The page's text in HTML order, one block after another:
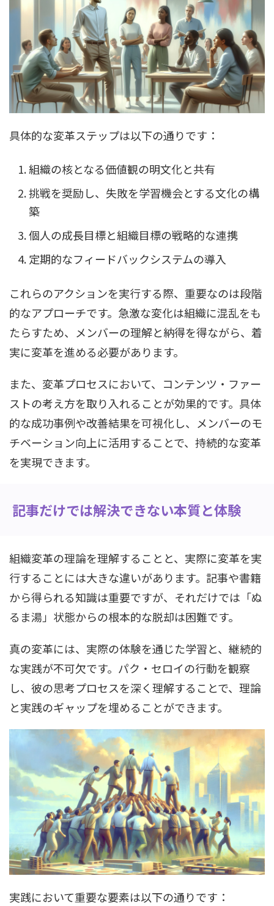
具体的な変革ステップは以下の通りです：
組織の核となる価値観の明文化と共有
挑戦を奨励し、失敗を学習機会とする文化の構
築
個人の成長目標と組織目標の戦略的な連携
定期的なフィードバックシステムの導入
これらのアクションを実行する際、重要なのは段階
的なアプローチです。急激な変化は組織に混乱をも
たらすため、メンバーの理解と納得を得ながら、着
実に変革を進める必要があります。
また、変革プロセスにおいて、コンテンツ・ファー
ストの考え方を取り入れることが効果的です。具体
的な成功事例や改善結果を可視化し、メンバーのモ
チベーション向上に活用することで、持続的な変革
を実現できます。
記事だけでは解決できない本質と体験
組織変革の理論を理解することと、実際に変革を実
行することには大きな違いがあります。記事や書籍
から得られる知識は重要ですが、それだけでは「ぬ
るま湯」状態からの根本的な脱却は困難です。
真の変革には、実際の体験を通じた学習と、継続的
な実践が不可欠です。パク・セロイの行動を観察
し、彼の思考プロセスを深く理解することで、理論
と実践のギャップを埋めることができます。
実践において重要な要素は以下の通りです：